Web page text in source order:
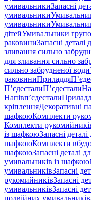
умивальникиЗапасні
умивальники
умивальники
дітейУмивальники
раковиниЗапасні деталі
зливання сильно
для зливання сильно
сильно забрудненої води
раковиниПриладдя
П’єдесталиП’єдестали
Напівп’єдестали
кріпленняДекоративні
шафкоюКомплекти
Комплекти
із шафкоюЗапасні
шафкоюКомплекти
шафкоюЗапасні деталі
умивальників із шафкою
умивальниківЗапасні
рукомийниківЗапасні
умивальниківЗапасні
подвійних умивальників